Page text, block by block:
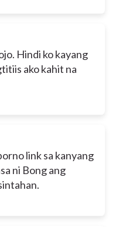
Hindi ko kayang
ako kahit na
link sa kanyang
ni Bong ang